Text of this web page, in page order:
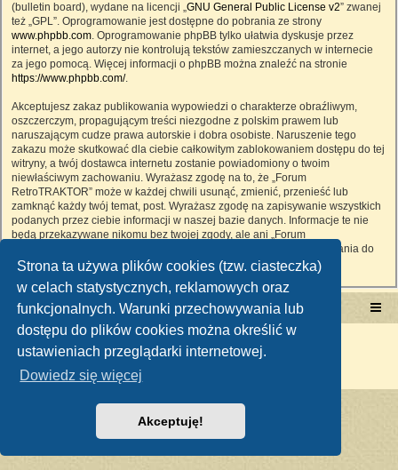
Strona ta używa plików cookies (tzw. ciasteczka)
w celach statystycznych, reklamowych oraz
funkcjonalnych. Warunki przechowywania lub
dostępu do plików cookies można określić w
ustawieniach przeglądarki internetowej.
Dowiedz się więcej
Akceptuję!
(bulletin board), wydane na licencji „GNU General Public License v2” zwanej
też „GPL”. Oprogramowanie jest dostępne do pobrania ze strony
www.phpbb.com. Oprogramowanie phpBB tylko ułatwia dyskusje przez
internet, a jego autorzy nie kontrolują tekstów zamieszczanych w internecie
za jego pomocą. Więcej informacji o phpBB można znaleźć na stronie
https://www.phpbb.com/.
Akceptujesz zakaz publikowania wypowiedzi o charakterze obraźliwym,
oszczerczym, propagującym treści niezgodne z polskim prawem lub
naruszającym cudze prawa autorskie i dobra osobiste. Naruszenie tego
zakazu może skutkować dla ciebie całkowitym zablokowaniem dostępu do tej
witryny, a twój dostawca internetu zostanie powiadomiony o twoim
niewłaściwym zachowaniu. Wyrażasz zgodę na to, że „Forum
RetroTRAKTOR” może w każdej chwili usunąć, zmienić, przenieść lub
zamknąć każdy twój temat, post. Wyrażasz zgodę na zapisywanie wszystkich
podanych przez ciebie informacji w naszej bazie danych. Informacje te nie
będą przekazywane nikomu bez twojej zgody, ale ani „Forum
RetroTRAKTOR”, ani phpBB nie ponosi odpowiedzialności za włamania do
witryny, podczas których może dojść do kradzieży danych.
Portal RetroTRAKTOR.pl retrotraktor.pl/forum
Technologię dostarcza
Polski pakiet językowy dostarczaphpBB.pl
Zasady ochrony danych osobowych